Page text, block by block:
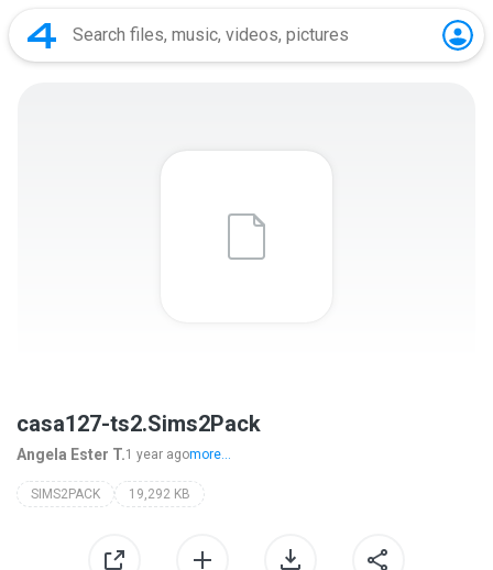
casa127-ts2.Sims2Pack
Angela Ester T.1 year agomore...
SIMS2PACK 19,292 KB